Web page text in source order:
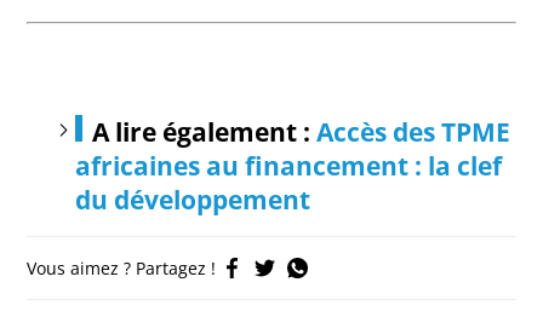
A lire également :Accès des TPME
africaines au financement : la clef
du développement
Vous aimez ? Partagez !